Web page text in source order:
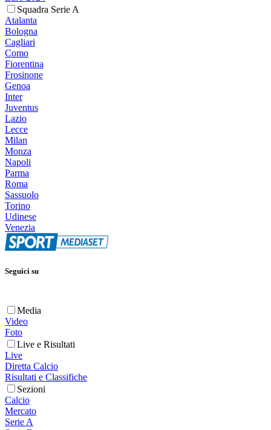
Squadra Serie A
Atalanta
Bologna
Cagliari
Como
Fiorentina
Frosinone
Genoa
Inter
Juventus
Lazio
Lecce
Milan
Monza
Napoli
Parma
Roma
Sassuolo
Torino
Udinese
Venezia
Seguici su
Media
Video
Foto
Live e Risultati
Live
Diretta Calcio
Risultati e Classifiche
Sezioni
Calcio
Mercato
Serie A